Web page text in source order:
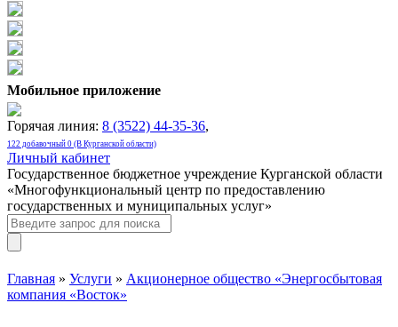
Мобильное приложение
Горячая линия: 8 (3522) 44-35-36,
122 добавочный 0 (В Курганской области)
Личный кабинет
Государственное бюджетное учреждение Курганской области
«Многофункциональный центр по предоставлению
государственных и муниципальных услуг»
Главная » Услуги » Акционерное общество «Энергосбытовая
компания «Восток»